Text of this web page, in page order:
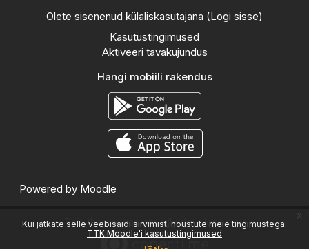
Kui jätkate selle veebisaidi sirvimist, nõustute meie tingimustega:
TTK Moodle'i kasutustingimused
x
Olete sisenenud külaliskasutajana (Logi sisse)
Kasutustingimused
Aktiveeri tavakujundus
Hangi mobiili rakendus
Powered by Moodle
This theme was proudly developed by